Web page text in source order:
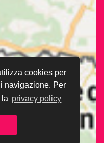
cookies per
navigazione. Per
privacy policy